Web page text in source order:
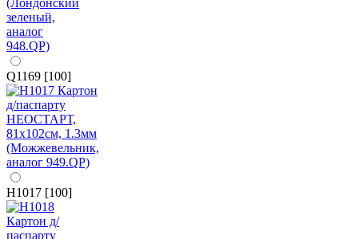
Q1169 [100]
H1017 [100]